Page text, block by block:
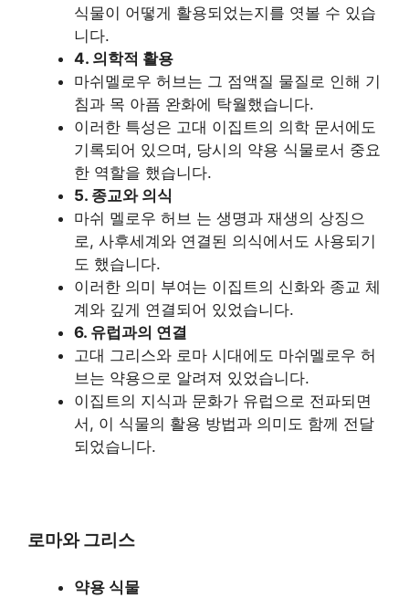
식물이 어떻게 활용되었는지를 엿볼 수 있습
니다.
4. 의학적 활용
마쉬멜로우 허브는 그 점액질 물질로 인해 기
침과 목 아픔 완화에 탁월했습니다.
이러한 특성은 고대 이집트의 의학 문서에도
기록되어 있으며, 당시의 약용 식물로서 중요
한 역할을 했습니다.
5. 종교와 의식
마쉬 멜로우 허브 는 생명과 재생의 상징으
로, 사후세계와 연결된 의식에서도 사용되기
도 했습니다.
이러한 의미 부여는 이집트의 신화와 종교 체
계와 깊게 연결되어 있었습니다.
6. 유럽과의 연결
고대 그리스와 로마 시대에도 마쉬멜로우 허
브는 약용으로 알려져 있었습니다.
이집트의 지식과 문화가 유럽으로 전파되면
서, 이 식물의 활용 방법과 의미도 함께 전달
되었습니다.
로마와 그리스
약용 식물